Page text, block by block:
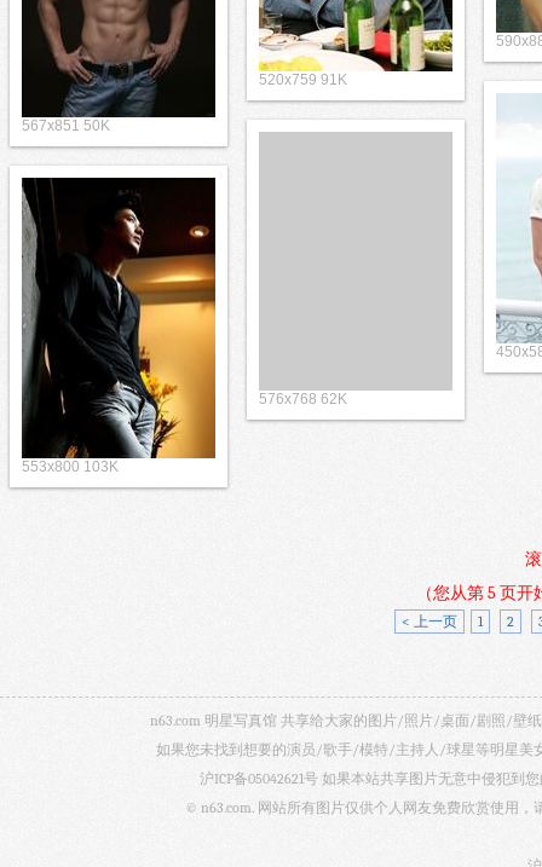
520x759 91K
567x851 50K
576x768 62K
553x800 103K
（您从第 5 页
< 上一页 1 2
n63.com 明星写真馆 共享给大家的图片/照片/桌面/剧照/壁
如果您未找到想要的演员/歌手/模特/主持人/球星等明星美
沪ICP备05042621号 如果本站共享图片无意中侵犯到
© n63.com. 网站所有图片仅供个人网友免费欣赏使用